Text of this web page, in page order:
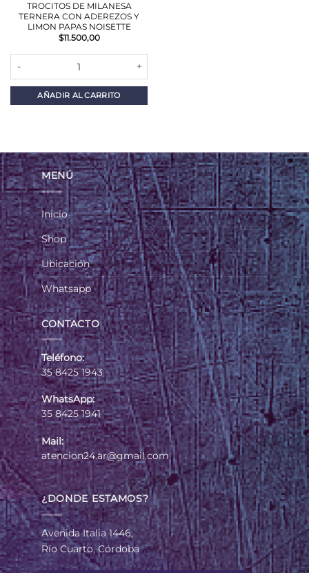
TROCITOS DE MILANESA
TERNERA CON ADEREZOS Y
LIMON PAPAS NOISETTE
$11.500,00
AÑADIR AL CARRITO
MENÚ
Inicio
Shop
Ubicación
Whatsapp
CONTACTO
Teléfono:
35 8425 1943
WhatsApp:
35 8425 1941
Mail:
atencion24.ar@gmail.com
¿DONDE ESTAMOS?
Avenida Italia 1446,
Río Cuarto, Córdoba